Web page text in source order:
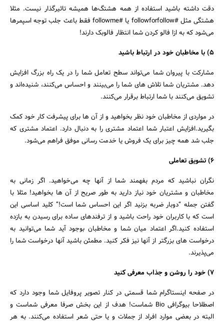
دقت داشته باشید استفاده از همه هشتگ‌ها همیشه تاثیرگذار نیست. مثلا
هشتگی مثل #followforfollow یا #followme فقط باعث جلب توجه اسپمر‌ها
می‌شود که به ازا فالو کردن شما انتظار فالوبک دارند!
۵) با مخاطبان خود در ارتباط باشید
مشارکت با پیروان شما می‌تواند سطح تعامل شما را در یک راه بزرگ افزایش
دهد. مشتریان شما تلاش های شما را می‌بینند و احساس می‌کنند، شنیده‌اند و
تشویق می‌کنند با شما ارتباط برقرار می‌کنند.
در مواردی از مخاطبان خود نظر بخواهید و از آن ها برای پیشرفت کار خود کمک
بگیرید.افزایش اعتبار شما اعتماد مشتری را به دنبال دارد. اعتماد مشتری که
جلب شد همه چیز برای یک فروش یا خدمت رسانی موفق فراهم می‌شود.
۶) تشویق تعاملی
نگران نباشید که مردم بفهمند شما از آنها چه می‌خواهید. اگر زمانی به
مخاطبان و مشتریان خود نیاز دارید به طور صریح از آن ها بخواهید! مثلا با
گفتن جمله “دوبار ضربه بزنید اگر این احساس شما است!” کلید اساسی این
است که با کاربران خود راحت باشید و از ترفندهای ساده برای رسیدن به بازده
استفاده کنید.اگر اعتماد میان شما و مخاطبان بوجود آید شما می‌توانید به
درخواست های بزرگتر از آنها نیز فکر کنید. مطمئن باشید آنها درخواست شما را
می‌پذیرند.
۷) خود را روشن و جذاب معرفی کنید
در صفحه اینستاگرام شما قسمتی در کنار تصویر پروفایل شما وجود دارد که
اصطلاحا بیوگرافی Bio شماست! هدف از این بخش صرفا معرفی شماست و
البته در بعضی موارد افراد از جملات و یا حتی شعر استفاده می‌کنند. به هر